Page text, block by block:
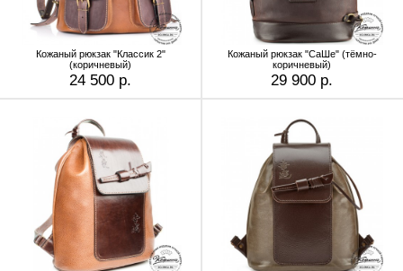
Кожаный рюкзак "Классик 2"
(коричневый)
24 500 р.
Кожаный рюкзак "СаШе" (тёмно-
коричневый)
29 900 р.